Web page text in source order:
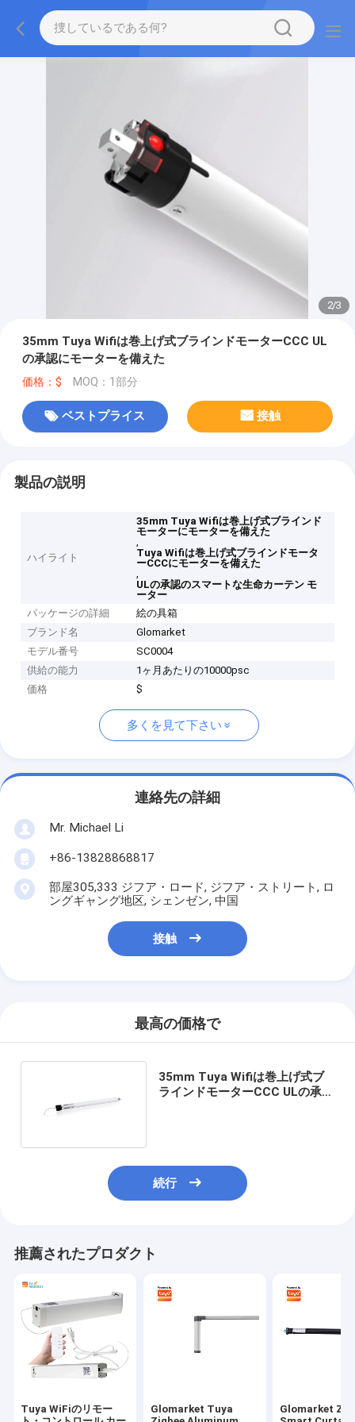
2/3
35mm Tuya Wifiは巻上げ式ブラインドモーターCCC UL
の承認にモーターを備えた
価格：$ MOQ：1部分
ベストプライス 接触
製品の説明
ハイライト
35mm Tuya Wifiは巻上げ式ブラインド
モーターにモーターを備えた
,
Tuya Wifiは巻上げ式ブラインドモータ
ーCCCにモーターを備えた
,
ULの承認のスマートな生命カーテン モ
ーター
パッケージの詳細
絵の具箱
ブランド名
Glomarket
モデル番号
SC0004
供給の能力
1ヶ月あたりの10000psc
価格
$
多くを見て下さい
連絡先の詳細
Mr. Michael Li
+86-13828868817
部屋305,333 ジフア・ロード, ジフア・ストリート, ロ
ングギャング地区, シェンゼン, 中国
接触
最高の価格で
35mm Tuya Wifiは巻上げ式ブ
ラインドモーターCCC ULの承認
続行
推薦されたプロダクト
Tuya WiFiのリモー
Glomarket Tuya
Glomarket Zigbee